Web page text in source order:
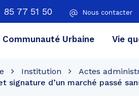
85 77 51 50 Nous contacter
Communauté Urbaine Vie
Institution Actes
signature d’un marché passé